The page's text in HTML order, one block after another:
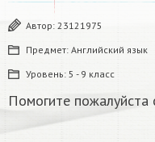
Автор: 23121975
Предмет: Английский язык
Уровень: 5 - 9 класс
Помогите пожалуйста